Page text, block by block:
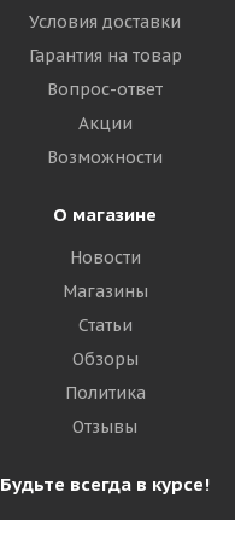
Условия доставки
Гарантия на товар
Вопрос-ответ
Акции
Возможности
О магазине
Новости
Магазины
Статьи
Обзоры
Политика
Отзывы
Будьте всегда в курсе!